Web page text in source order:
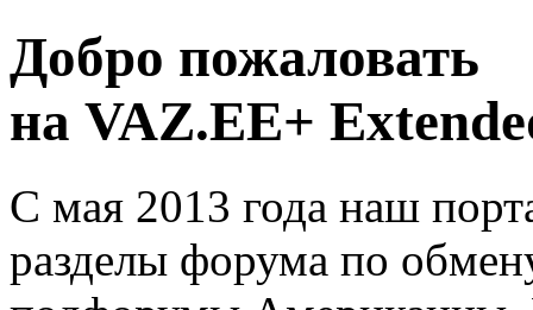
Добро пожаловать
на VAZ.EE+
С мая 2013 года наш
разделы форума по